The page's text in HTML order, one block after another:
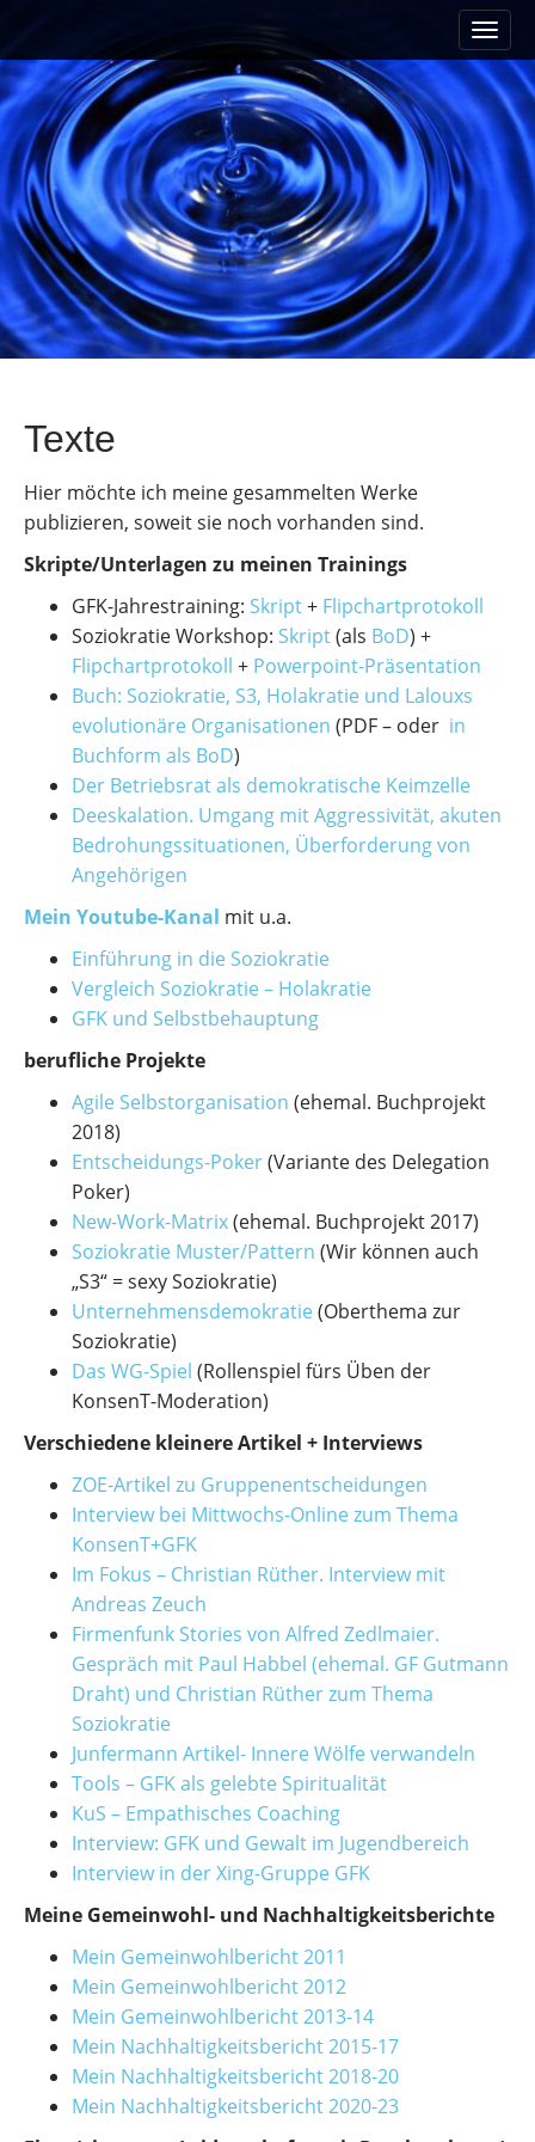
i
n
m
e
i
p
t
o
n
t
e
n
t
Texte
Hier möchte ich meine gesammelten Werke
publizieren, soweit sie noch vorhanden sind.
Skripte/Unterlagen zu meinen Trainings
GFK-Jahrestraining: Skript+ Flipchartprotokoll
Soziokratie Workshop: Skript(als BoD) +
Flipchartprotokoll + Powerpoint-Präsentation
Buch: Soziokratie, S3, Holakratie und Lalouxs
evolutionäre Organisationen (PDF – oder in
Buchform als BoD)
Der Betriebsrat als demokratische Keimzelle
Deeskalation. Umgang mit Aggressivität, akuten
Bedrohungssituationen, Überforderung von
Angehörigen
Mein Youtube-Kanal mit u.a.
Einführung in die Soziokratie
Vergleich Soziokratie – Holakratie
GFK und Selbstbehauptung
berufliche Projekte
Agile Selbstorganisation (ehemal. Buchprojekt
2018)
Entscheidungs-Poker(Variante des Delegation
Poker)
New-Work-Matrix(ehemal. Buchprojekt 2017)
Soziokratie Muster/Pattern (Wir können auch
„S3“ = sexy Soziokratie)
Unternehmensdemokratie (Oberthema zur
Soziokratie)
Das WG-Spiel (Rollenspiel fürs Üben der
KonsenT-Moderation)
Verschiedene kleinere Artikel + Interviews
ZOE-Artikel zu Gruppenentscheidungen
Interview bei Mittwochs-Online zum Thema
KonsenT+GFK
Im Fokus – Christian Rüther. Interview mit
Andreas Zeuch
Firmenfunk Stories von Alfred Zedlmaier.
Gespräch mit Paul Habbel (ehemal. GF Gutmann
Draht) und Christian Rüther zum Thema
Soziokratie
Junfermann Artikel- Innere Wölfe verwandeln
Tools – GFK als gelebte Spiritualität
KuS – Empathisches Coaching
Interview: GFK und Gewalt im Jugendbereich
Interview in der Xing-Gruppe GFK
Meine Gemeinwohl- und Nachhaltigkeitsberichte
Mein Gemeinwohlbericht 2011
Mein Gemeinwohlbericht 2012
Mein Gemeinwohlbericht 2013-14
Mein Nachhaltigkeitsbericht 2015-17
Mein Nachhaltigkeitsbericht 2018-20
Mein Nachhaltigkeitsbericht 2020-23